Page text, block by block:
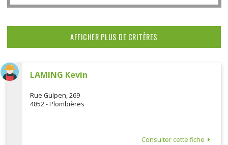
LAMING Kevin
Rue Gulpen, 269
4852 - Plombières
Consulter cette fiche
AFFICHER PLUS DE CRITÈRES